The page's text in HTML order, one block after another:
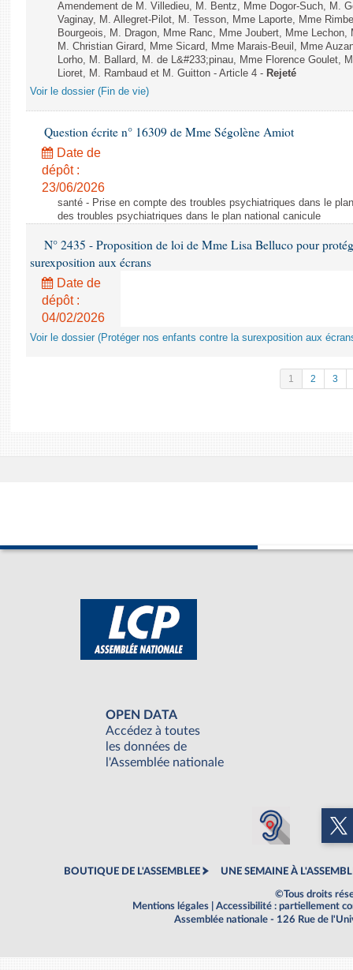
Amendement de M. Villedieu, M. Bentz, Mme Dogor-Such, M.
Vaginay, M. Allegret-Pilot, M. Tesson, Mme Laporte, Mme
Bourgeois, M. Dragon, Mme Ranc, Mme Joubert, Mme
M. Christian Girard, Mme Sicard, Mme Marais-Beuil, Mme
Lorho, M. Ballard, M. de L&#233;pinau, Mme Florence Goulet,
Lioret, M. Rambaud et M. Guitton - Article 4 - Rejeté
Voir le dossier (Fin de vie)
Question écrite n° 16309 de Mme Ségolène Amiot
Date de
dépôt :
23/06/2026
santé - Prise en compte des troubles psychiatriques dans le
des troubles psychiatriques dans le plan national canicule
N° 2435 - Proposition de loi de Mme Lisa Belluco pour
surexposition aux écrans
Date de
dépôt :
04/02/2026
Voir le dossier (Protéger nos enfants contre la surexposition aux
1 2 3
OPEN DATA
Accédez à toutes
les données de
l'Assemblée nationale
BOUTIQUE DE L'ASSEMBLEE UNE SEMAINE À
©Tous droits
Mentions légales
Accessibilité : partiellement
Assemblée nationale - 126 Rue de